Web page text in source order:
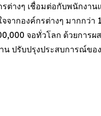
างๆ เชื่อมต่อกับพนักงา
ากองค์กรต่างๆ มากกว่า
จอทั่วโลก ด้วยการ
ปรับปรุงประสบการณ์ขอ